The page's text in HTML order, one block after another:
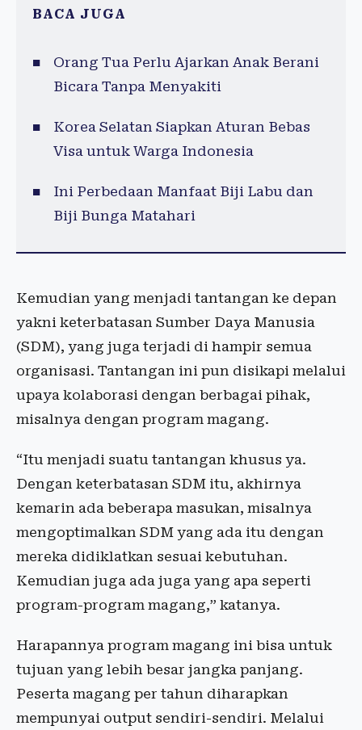
BACA JUGA
Orang Tua Perlu Ajarkan Anak Berani
Bicara Tanpa Menyakiti
Korea Selatan Siapkan Aturan Bebas
Visa untuk Warga Indonesia
Ini Perbedaan Manfaat Biji Labu dan
Biji Bunga Matahari
Kemudian yang menjadi tantangan ke depan
yakni keterbatasan Sumber Daya Manusia
(SDM), yang juga terjadi di hampir semua
organisasi. Tantangan ini pun disikapi melalui
upaya kolaborasi dengan berbagai pihak,
misalnya dengan program magang.
“Itu menjadi suatu tantangan khusus ya.
Dengan keterbatasan SDM itu, akhirnya
kemarin ada beberapa masukan, misalnya
mengoptimalkan SDM yang ada itu dengan
mereka didiklatkan sesuai kebutuhan.
Kemudian juga ada juga yang apa seperti
program-program magang,” katanya.
Harapannya program magang ini bisa untuk
tujuan yang lebih besar jangka panjang.
Peserta magang per tahun diharapkan
mempunyai output sendiri-sendiri. Melalui